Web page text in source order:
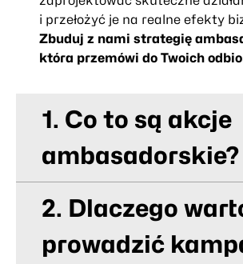
i przełożyć je na realne efekty
Zbuduj z nami strategię
która przemówi do Twoich
1. Co to są akcje
ambasadorskie?
2. Dlaczego
prowadzić